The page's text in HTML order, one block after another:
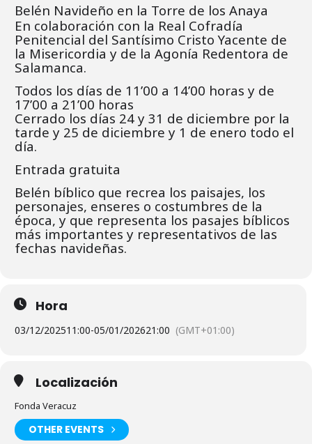
Belén Navideño en la Torre de los Anaya
En colaboración con la Real Cofradía
Penitencial del Santísimo Cristo Yacente de
la Misericordia y de la Agonía Redentora de
Salamanca.
Todos los días de 11’00 a 14’00 horas y de
17’00 a 21’00 horas
Cerrado los días 24 y 31 de diciembre por la
tarde y 25 de diciembre y 1 de enero todo el
día.
Entrada gratuita
Belén bíblico que recrea los paisajes, los
personajes, enseres o costumbres de la
época, y que representa los pasajes bíblicos
más importantes y representativos de las
fechas navideñas.
Hora
03/12/202511:00-05/01/202621:00 (GMT+01:00)
Localización
Fonda Veracuz
OTHER EVENTS